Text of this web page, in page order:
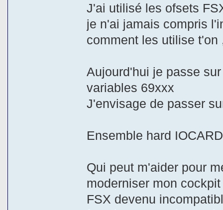
J'ai utilisé les ofsets
je n'ai jamais compris
comment les utilise t'on
Aujourd'hui je passe
variables 69xxx
J'envisage de passer
Ensemble hard
Qui peut m'aider pour
moderniser mon
FSX devenu